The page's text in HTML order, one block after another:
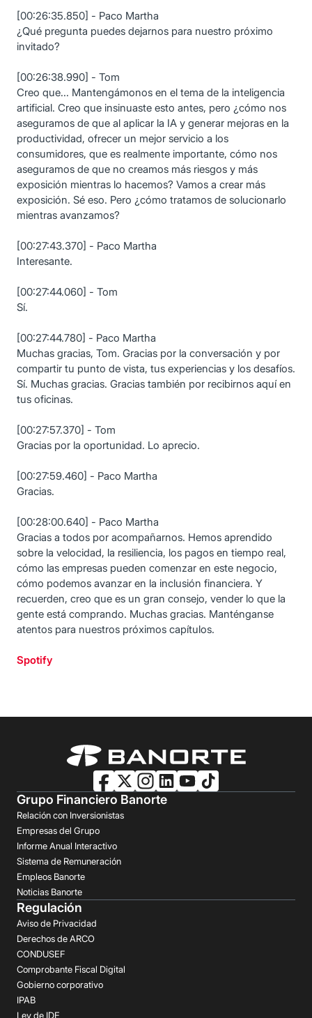
[00:26:35.850] - Paco Martha
¿Qué pregunta puedes dejarnos para nuestro próximo
invitado?
[00:26:38.990] - Tom
Creo que... Mantengámonos en el tema de la inteligencia
artificial. Creo que insinuaste esto antes, pero ¿cómo nos
aseguramos de que al aplicar la IA y generar mejoras en la
productividad, ofrecer un mejor servicio a los
consumidores, que es realmente importante, cómo nos
aseguramos de que no creamos más riesgos y más
exposición mientras lo hacemos? Vamos a crear más
exposición. Sé eso. Pero ¿cómo tratamos de solucionarlo
mientras avanzamos?
[00:27:43.370] - Paco Martha
Interesante.
[00:27:44.060] - Tom
Sí.
[00:27:44.780] - Paco Martha
Muchas gracias, Tom. Gracias por la conversación y por
compartir tu punto de vista, tus experiencias y los desafíos.
Sí. Muchas gracias. Gracias también por recibirnos aquí en
tus oficinas.
[00:27:57.370] - Tom
Gracias por la oportunidad. Lo aprecio.
[00:27:59.460] - Paco Martha
Gracias.
[00:28:00.640] - Paco Martha
Gracias a todos por acompañarnos. Hemos aprendido
sobre la velocidad, la resiliencia, los pagos en tiempo real,
cómo las empresas pueden comenzar en este negocio,
cómo podemos avanzar en la inclusión financiera. Y
recuerden, creo que es un gran consejo, vender lo que la
gente está comprando. Muchas gracias. Manténganse
atentos para nuestros próximos capítulos.
Spotify
Grupo Financiero Banorte
Relación con Inversionistas
Empresas del Grupo
Informe Anual Interactivo
Sistema de Remuneración
Empleos Banorte
Noticias Banorte
Regulación
Aviso de Privacidad
Derechos de ARCO
CONDUSEF
Comprobante Fiscal Digital
Gobierno corporativo
IPAB
Ley de IDE